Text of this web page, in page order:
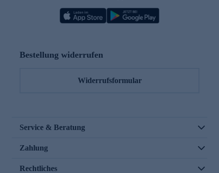
Bestellung widerrufen
Widerrufsformular
Service & Beratung
Zahlung
Rechtliches